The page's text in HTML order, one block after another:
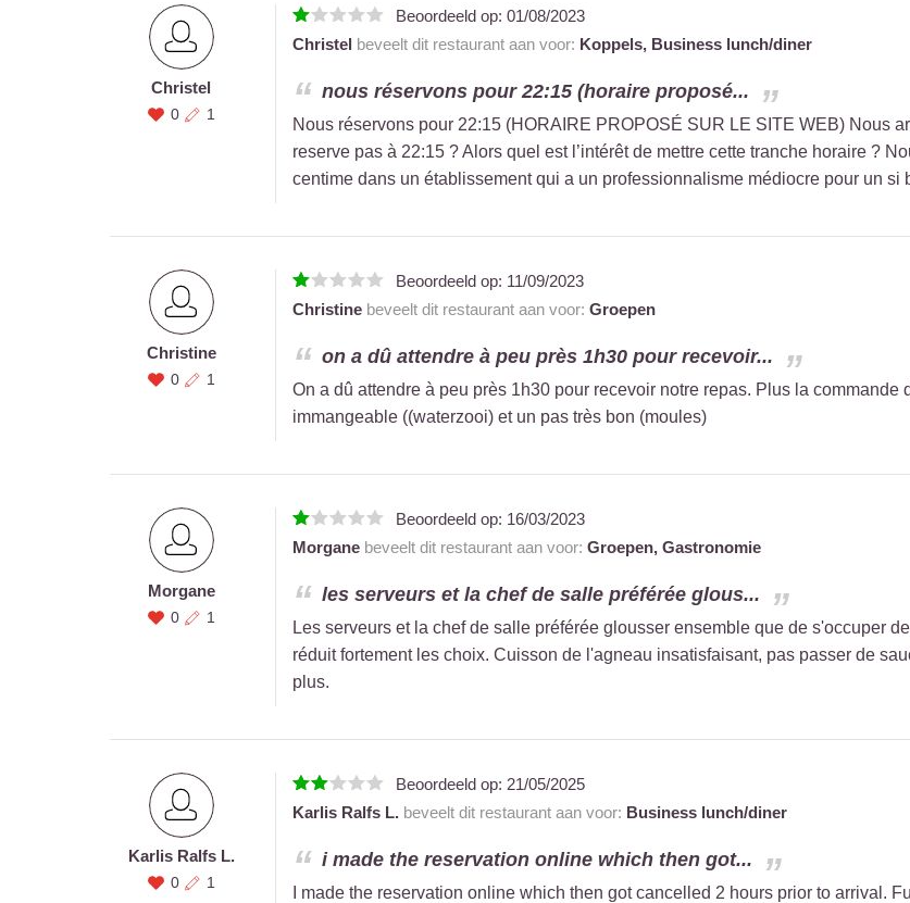
Christel
0 1
Beoordeeld op: 01/08/2023
Christel beveelt dit restaurant aan voor: Koppels, Business lunch/diner
nous réservons pour 22:15 (horaire proposé...
Nous réservons pour 22:15 (HORAIRE PROPOSÉ SUR LE SITE WEB) Nous
reserve pas à 22:15 ? Alors quel est l’intérêt de mettre cette tranche horaire ?
centime dans un établissement qui a un professionnalisme médiocre pour un si
Christine
0 1
Beoordeeld op: 11/09/2023
Christinebeveelt dit restaurant aan voor: Groepen
on a dû attendre à peu près 1h30 pour recevoir...
On a dû attendre à peu près 1h30 pour recevoir notre repas. Plus la
immangeable ((waterzooi) et un pas très bon (moules)
Morgane
0 1
Beoordeeld op: 16/03/2023
Morganebeveelt dit restaurant aan voor: Groepen, Gastronomie
les serveurs et la chef de salle préférée glous...
Les serveurs et la chef de salle préférée glousser ensemble que de s'occuper
réduit fortement les choix. Cuisson de l'agneau insatisfaisant, pas passer de
plus.
Karlis Ralfs L.
0 1
Beoordeeld op: 21/05/2025
Karlis Ralfs L.beveelt dit restaurant aan voor: Business lunch/diner
i made the reservation online which then got...
I made the reservation online which then got cancelled 2 hours prior to arrival.